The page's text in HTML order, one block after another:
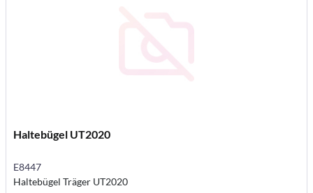
Haltebügel UT2020
E8447
Haltebügel Träger UT2020